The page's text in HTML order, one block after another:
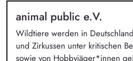
animal public e.V.
Wildtiere werden in
und Zirkussen unter kritischen
sowie von Hobbyjäger*innen